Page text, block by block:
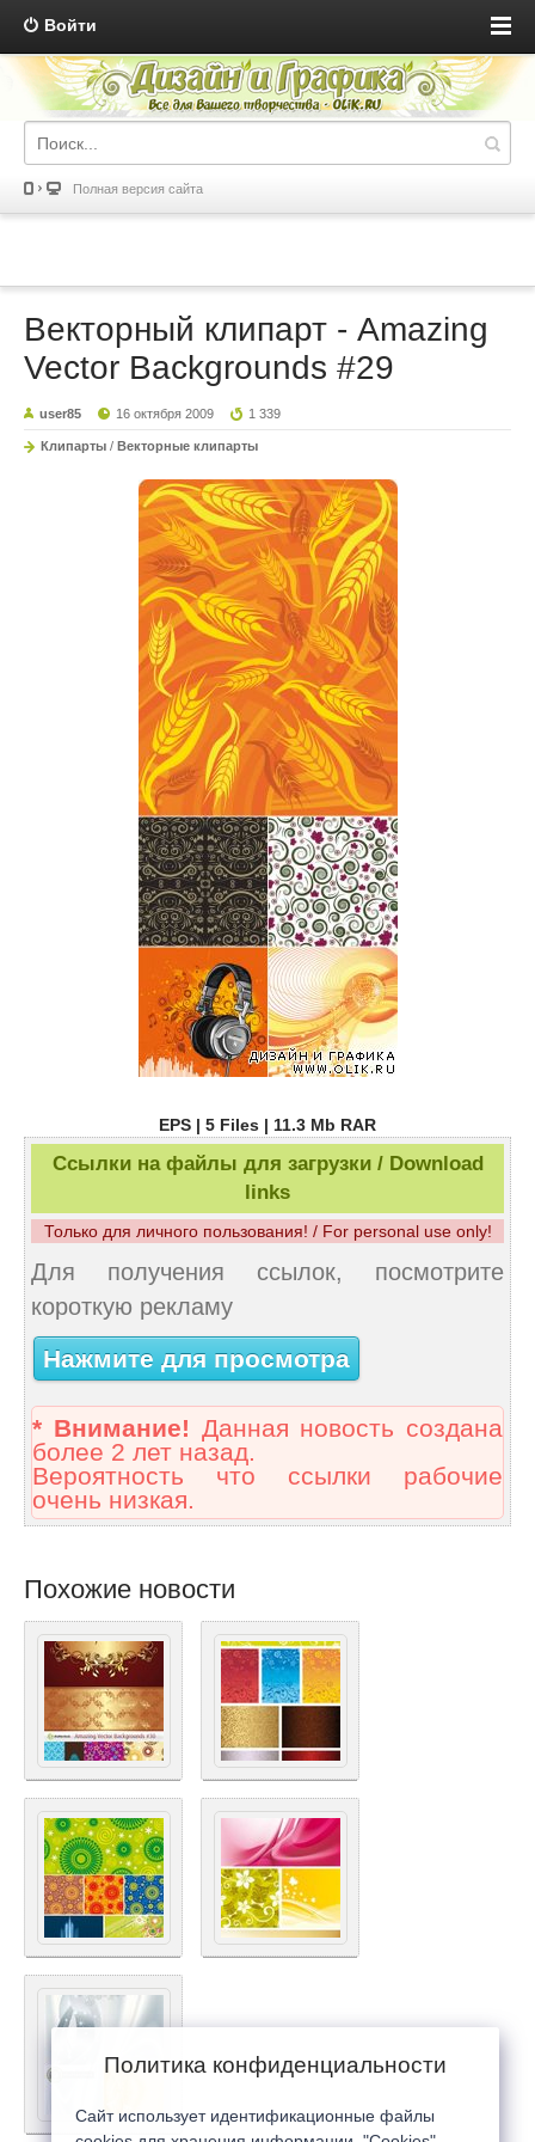
Войти
Полная версия сайта
Векторный клипарт - Amazing
Vector Backgrounds #29
user85 16 октября 2009 1 339
Клипарты / Векторные клипарты
EPS | 5 Files | 11.3 Mb RAR
Ссылки на файлы для загрузки / Download
links
Только для личного пользования! / For personal use only!
Для получения ссылок, посмотрите
короткую рекламу
Нажмите для просмотра
* Внимание! Данная новость создана
более 2 лет назад.
Вероятность что ссылки рабочие
очень низкая.
Похожие новости
Политика конфиденциальности
Сайт использует идентификационные файлы